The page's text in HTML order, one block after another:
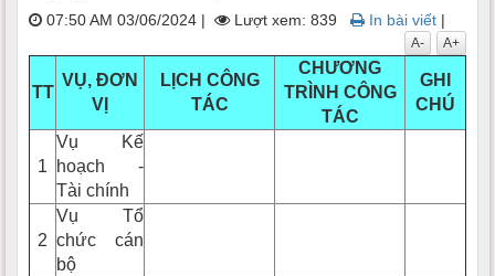
07:50 AM 03/06/2024 | Lượt xem: 839 In bài viết |
A+
A-
TT
VỤ, ĐƠN
VỊ
LỊCH CÔNG
TÁC
CHƯƠNG
TRÌNH CÔNG
TÁC
GHI
CHÚ
1
Vụ Kế
hoạch -
Tài chính
2
Vụ Tổ
chức cán
bộ